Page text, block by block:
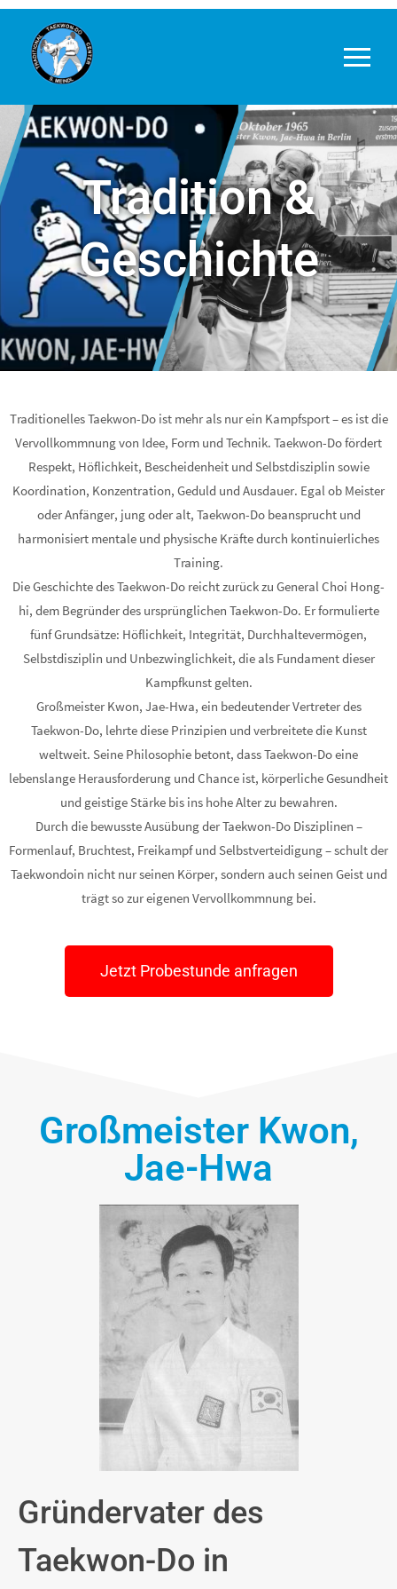
Tradition &
Geschichte
Traditionelles Taekwon-Do ist mehr als nur ein Kampfsport – es ist die
Vervollkommnung von Idee, Form und Technik. Taekwon-Do fördert
Respekt, Höflichkeit, Bescheidenheit und Selbstdisziplin sowie
Koordination, Konzentration, Geduld und Ausdauer. Egal ob Meister
oder Anfänger, jung oder alt, Taekwon-Do beansprucht und
harmonisiert mentale und physische Kräfte durch kontinuierliches
Training.
Die Geschichte des Taekwon-Do reicht zurück zu General Choi Hong-
hi, dem Begründer des ursprünglichen Taekwon-Do. Er formulierte
fünf Grundsätze: Höflichkeit, Integrität, Durchhaltevermögen,
Selbstdisziplin und Unbezwinglichkeit, die als Fundament dieser
Kampfkunst gelten.
Großmeister Kwon, Jae-Hwa, ein bedeutender Vertreter des
Taekwon-Do, lehrte diese Prinzipien und verbreitete die Kunst
weltweit. Seine Philosophie betont, dass Taekwon-Do eine
lebenslange Herausforderung und Chance ist, körperliche Gesundheit
und geistige Stärke bis ins hohe Alter zu bewahren.
Durch die bewusste Ausübung der Taekwon-Do Disziplinen –
Formenlauf, Bruchtest, Freikampf und Selbstverteidigung – schult der
Taekwondoin nicht nur seinen Körper, sondern auch seinen Geist und
trägt so zur eigenen Vervollkommnung bei.
Jetzt Probestunde anfragen
Großmeister Kwon,
Jae-Hwa
Gründervater des
Taekwon-Do in